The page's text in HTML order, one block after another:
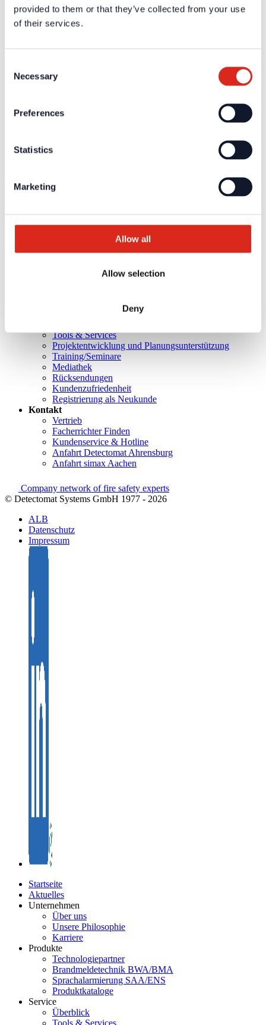
provided to them or that they’ve collected from your use
of their services.
Selection
Necessary
Preferences
Statistics
Marketing
Allow all
Allow selection
Deny
Zertifikate / Zulassungen
Für diepersönlichen Login-Daten
ist eine einmalige
Registrierung erforderlich.
Ausschreibungstexte
Produkten und Dienstleistungen sind in dem geschützten
Partnerbereich verfügbar.
Registrierung erforderlich.
Über uns
Unsere Philosophie
Technologiepartner
Tools & Services
Projektentwicklung und Planungsunterstützung
Training/Seminare
Mediathek
Rücksendungen
Kundenzufriedenheit
Registrierung als Neukunde
Kontakt
Vertrieb
Facherrichter Finden
Kundenservice & Hotline
Anfahrt Detectomat Ahrensburg
Anfahrt simax Aachen
Company network of fire safety experts
© Detectomat Systems GmbH 1977 - 2026
ALB
Datenschutz
Impressum
Startseite
Aktuelles
Unternehmen
Über uns
Unsere Philosophie
Karriere
Produkte
Technologiepartner
Brandmeldetechnik BWA/BMA
Sprachalarmierung SAA/ENS
Produktkataloge
Service
Überblick